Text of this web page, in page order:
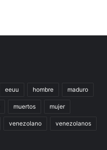
eeuu hombre maduro
muertos mujer
venezolano venezolanos